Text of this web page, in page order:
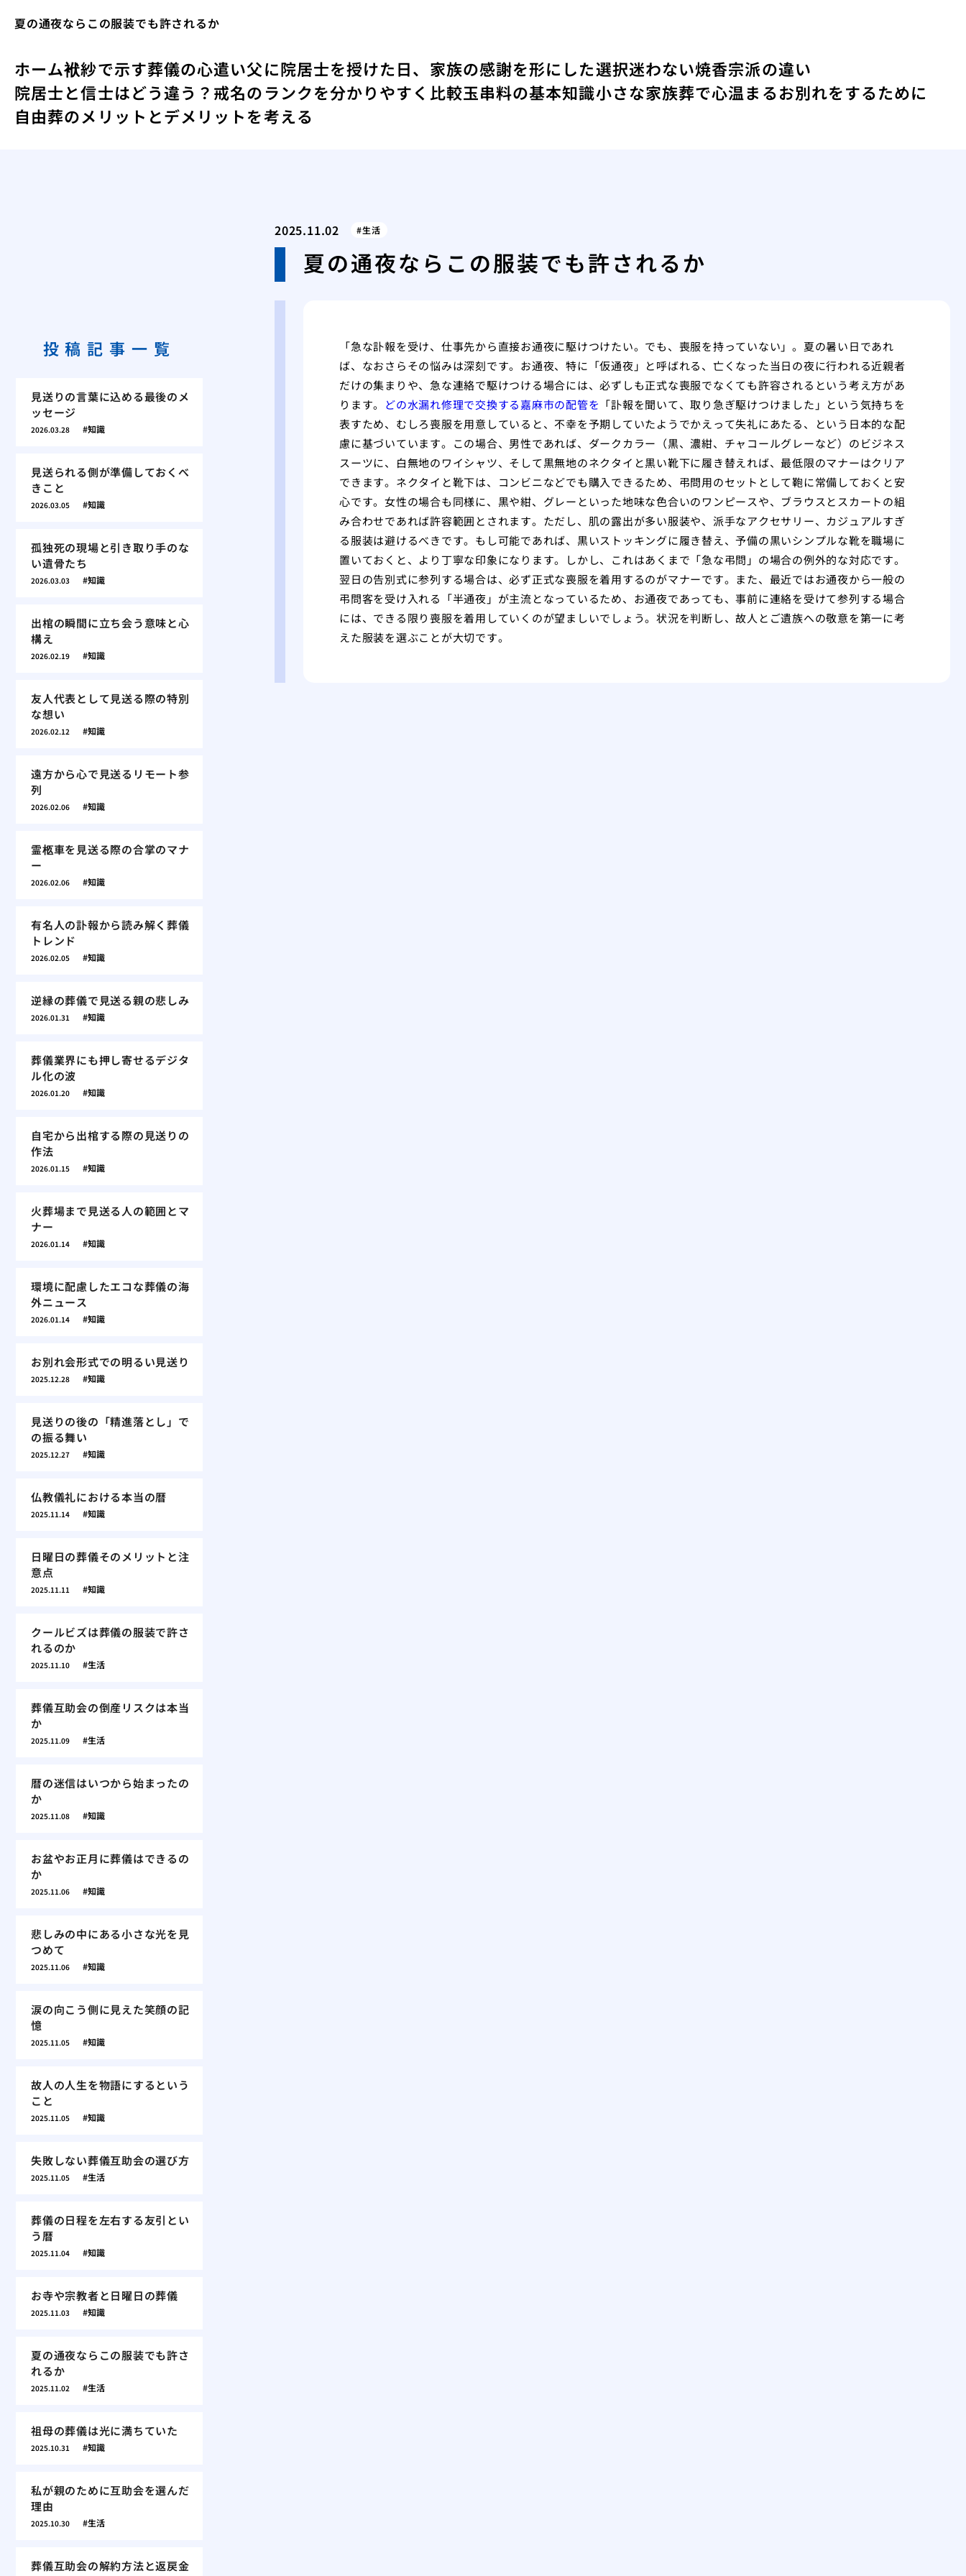
夏の通夜ならこの服装でも許されるか
ホーム袱紗で示す葬儀の心遣い父に院居士を授けた日、家族の感謝を形にした選択迷わない焼香宗派の違い
院居士と信士はどう違う？戒名のランクを分かりやすく比較玉串料の基本知識小さな家族葬で心温まるお別れをするために
自由葬のメリットとデメリットを考える
2025.11.02 生活
夏の通夜ならこの服装でも許されるか
「急な訃報を受け、仕事先から直接お通夜に駆けつけたい。でも、喪服を持っていない」。夏の暑い日であれ
ば、なおさらその悩みは深刻です。お通夜、特に「仮通夜」と呼ばれる、亡くなった当日の夜に行われる近親者
だけの集まりや、急な連絡で駆けつける場合には、必ずしも正式な喪服でなくても許容されるという考え方があ
ります。 どの水漏れ修理で交換する嘉麻市の配管を 「訃報を聞いて、取り急ぎ駆けつけました」という気持ちを
表すため、むしろ喪服を用意していると、不幸を予期していたようでかえって失礼にあたる、という日本的な配
慮に基づいています。この場合、男性であれば、ダークカラー（黒、濃紺、チャコールグレーなど）のビジネス
スーツに、白無地のワイシャツ、そして黒無地のネクタイと黒い靴下に履き替えれば、最低限のマナーはクリア
できます。ネクタイと靴下は、コンビニなどでも購入できるため、弔問用のセットとして鞄に常備しておくと安
心です。女性の場合も同様に、黒や紺、グレーといった地味な色合いのワンピースや、ブラウスとスカートの組
み合わせであれば許容範囲とされます。ただし、肌の露出が多い服装や、派手なアクセサリー、カジュアルすぎ
る服装は避けるべきです。もし可能であれば、黒いストッキングに履き替え、予備の黒いシンプルな靴を職場に
置いておくと、より丁寧な印象になります。しかし、これはあくまで「急な弔問」の場合の例外的な対応です。
翌日の告別式に参列する場合は、必ず正式な喪服を着用するのがマナーです。また、最近ではお通夜から一般の
弔問客を受け入れる「半通夜」が主流となっているため、お通夜であっても、事前に連絡を受けて参列する場合
には、できる限り喪服を着用していくのが望ましいでしょう。状況を判断し、故人とご遺族への敬意を第一に考
えた服装を選ぶことが大切です。
投稿記事一覧
見送りの言葉に込める最後のメ
ッセージ
2026.03.28 知識
見送られる側が準備しておくべ
きこと
2026.03.05 知識
孤独死の現場と引き取り手のな
い遺骨たち
2026.03.03 知識
出棺の瞬間に立ち会う意味と心
構え
2026.02.19 知識
友人代表として見送る際の特別
な想い
2026.02.12 知識
遠方から心で見送るリモート参
列
2026.02.06 知識
霊柩車を見送る際の合掌のマナ
ー
2026.02.06 知識
有名人の訃報から読み解く葬儀
トレンド
2026.02.05 知識
逆縁の葬儀で見送る親の悲しみ
2026.01.31 知識
葬儀業界にも押し寄せるデジタ
ル化の波
2026.01.20 知識
自宅から出棺する際の見送りの
作法
2026.01.15 知識
火葬場まで見送る人の範囲とマ
ナー
2026.01.14 知識
環境に配慮したエコな葬儀の海
外ニュース
2026.01.14 知識
お別れ会形式での明るい見送り
2025.12.28 知識
見送りの後の「精進落とし」で
の振る舞い
2025.12.27 知識
仏教儀礼における本当の暦
2025.11.14 知識
日曜日の葬儀そのメリットと注
意点
2025.11.11 知識
クールビズは葬儀の服装で許さ
れるのか
2025.11.10 生活
葬儀互助会の倒産リスクは本当
か
2025.11.09 生活
暦の迷信はいつから始まったの
か
2025.11.08 知識
お盆やお正月に葬儀はできるの
か
2025.11.06 知識
悲しみの中にある小さな光を見
つめて
2025.11.06 知識
涙の向こう側に見えた笑顔の記
憶
2025.11.05 知識
故人の人生を物語にするという
こと
2025.11.05 知識
失敗しない葬儀互助会の選び方
2025.11.05 生活
葬儀の日程を左右する友引とい
う暦
2025.11.04 知識
お寺や宗教者と日曜日の葬儀
2025.11.03 知識
夏の通夜ならこの服装でも許さ
れるか
2025.11.02 生活
祖母の葬儀は光に満ちていた
2025.10.31 知識
私が親のために互助会を選んだ
理由
2025.10.30 生活
葬儀互助会の解約方法と返戻金